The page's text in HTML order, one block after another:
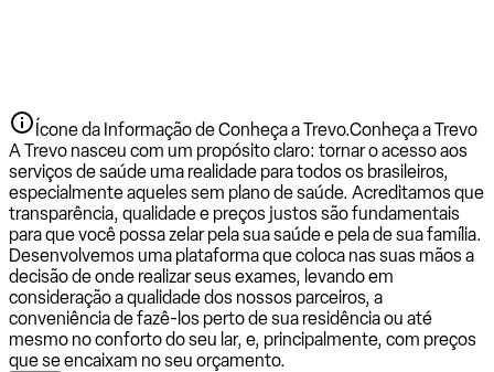
Ícone da Informação de Conheça a Trevo.Conheça a Trevo
A Trevo nasceu com um propósito claro: tornar o acesso aos
serviços de saúde uma realidade para todos os brasileiros,
especialmente aqueles sem plano de saúde. Acreditamos que
transparência, qualidade e preços justos são fundamentais
para que você possa zelar pela sua saúde e pela de sua família.
Desenvolvemos uma plataforma que coloca nas suas mãos a
decisão de onde realizar seus exames, levando em
consideração a qualidade dos nossos parceiros, a
conveniência de fazê-los perto de sua residência ou até
mesmo no conforto do seu lar, e, principalmente, com preços
que se encaixam no seu orçamento.